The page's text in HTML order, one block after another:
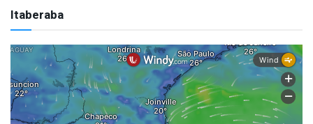
Itaberaba